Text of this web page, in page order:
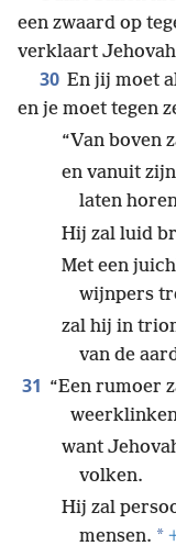
een zwaard op
verklaart
30 En jij moet
en je moet tegen
“Van boven
en vanuit
laten
Hij zal luid
Met een
wijnpers
zal hij in
van de
31 “Een rumoer
want
volken.
Hij zal
mensen. *